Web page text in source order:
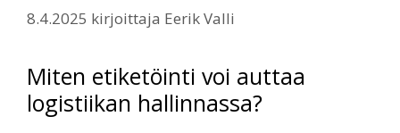
8.4.2025 kirjoittaja Eerik Valli
Miten etiketöinti voi auttaa
logistiikan hallinnassa?